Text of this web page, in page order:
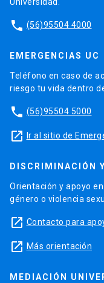
Universidad.
phone (56)95504 4000
EMERGENCIAS UC
Teléfono en caso de
riesgo tu vida dentro
phone (56)95504 5000
launch Ir al sitio de
DISCRIMINACIÓN
Orientación y apoyo
género o violencia
launch Contacto para
launch Más orientación
MEDIACIÓN